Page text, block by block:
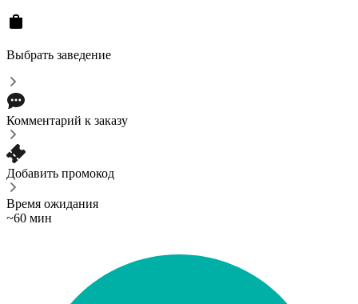
Выбрать заведение
Комментарий к заказу
Добавить промокод
Время ожидания
~60 мин